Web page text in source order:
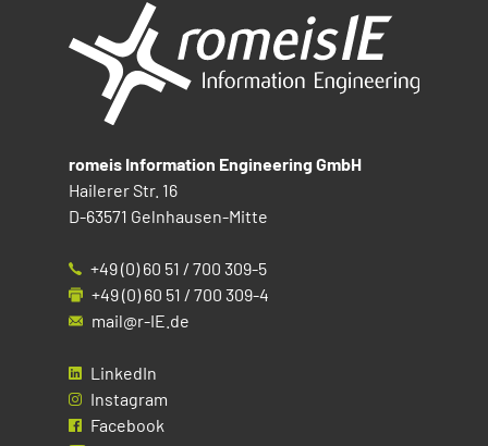
romeis Information Engineering GmbH
Hailerer Str. 16
D-63571 Gelnhausen-Mitte
+49 (0) 60 51 / 700 309-5
+49 (0) 60 51 / 700 309-4
mail@r-IE.de
LinkedIn
Instagram
Facebook